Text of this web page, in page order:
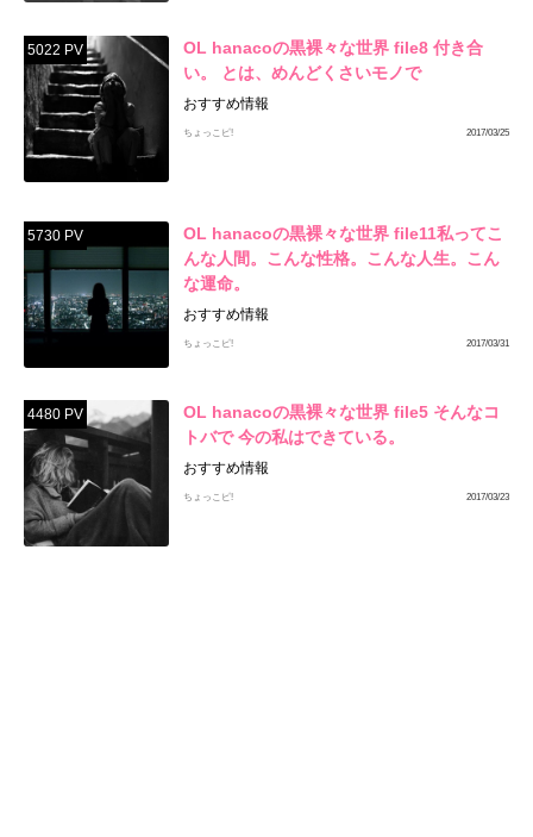
5022 PV
OL hanacoの黒裸々な世界 file8 付き合
い。 とは、めんどくさいモノで
おすすめ情報
ちょっこピ! 2017/03/25
5730 PV
OL hanacoの黒裸々な世界 file11私ってこ
んな人間。こんな性格。こんな人生。こん
な運命。
おすすめ情報
ちょっこピ! 2017/03/31
4480 PV
OL hanacoの黒裸々な世界 file5 そんなコ
トバで 今の私はできている。
おすすめ情報
ちょっこピ! 2017/03/23